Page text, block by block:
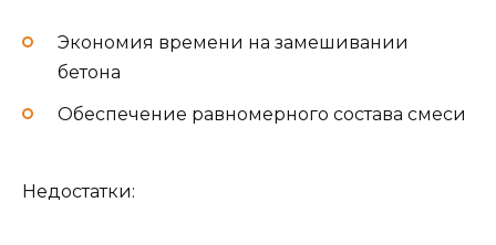
Экономия времени на замешивании
бетона
Обеспечение равномерного состава смеси
Недостатки: